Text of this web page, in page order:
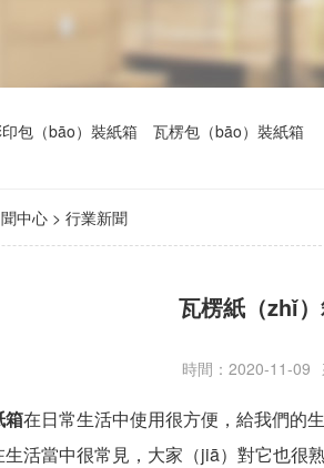
包（bāo）裝紙箱 瓦楞包（bāo）裝紙箱
中心 > 行業新聞
瓦楞紙（zhǐ
時間：2020-11-09
箱在日常生活中使用很方便，給我們的
活當中很常見，大家（jiā）對它也很